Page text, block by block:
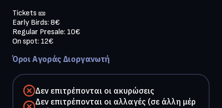
Tickets 🎫
Early Birds: 8€
Regular Presale: 10€
Όροι Αγοράς Διοργανωτή
Δεν επιτρέπονται οι ακυρώσεις
Δεν επιτρέπονται οι αλλαγές (σε άλλη μέρ